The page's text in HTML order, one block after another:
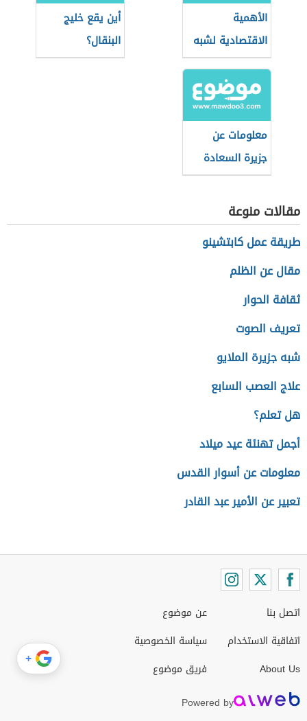
الأهمية
الاقتصادية لشبه
جزيرة سيناء
أين يقع خليج
البنقال؟
معلومات عن
جزيرة السعادة
مقالات منوعة
طريقة عمل كابتشينو
مقال عن الظلم
ثقافة الحوار
تعريف الصوت
شبه جزيرة الملايو
علاج العصب السابع
هل تعلم؟
أجمل تهنئة عيد ميلاد
معلومات عن أسوار القدس
تعبير عن الأمير عبد القادر
اتصل بنا
اتفاقية الاستخدام
About Us
عن موضوع
سياسة الخصوصية
فريق موضوع
Powered by
+